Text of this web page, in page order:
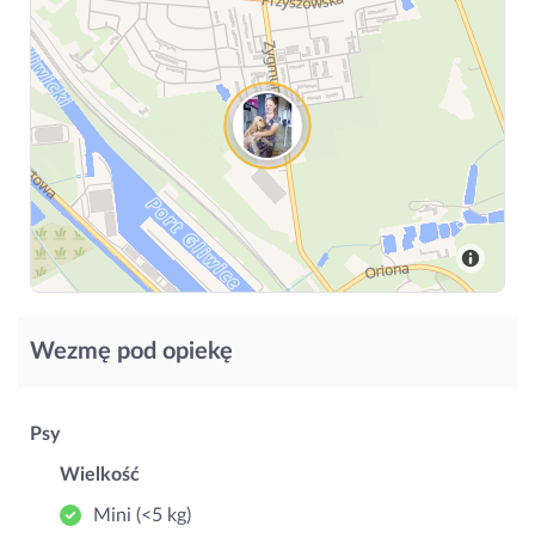
Wezmę pod opiekę
Psy
Wielkość
Mini (<5 kg)